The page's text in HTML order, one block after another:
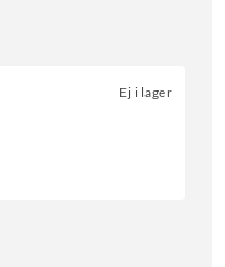
Ej i lager